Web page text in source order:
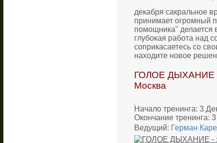
декабря сакральное
принимает огромный
помощника" делается
глубокая работа над
соприкасаетесь со
находите новое
ГОЛОЕ ДЫХАНИЕ -
Москва
Начало тренинга: 3
Окончание тренинга:
Ведущий: Герман